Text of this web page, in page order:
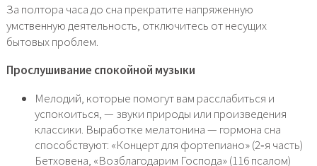
За полтора часа до сна прекратите напряженную
умственную деятельность, отключитесь от несущих
бытовых проблем.
Прослушивание спокойной музыки
Мелодий, которые помогут вам расслабиться и
успокоиться, — звуки природы или произведения
классики. Выработке мелатонина — гормона сна
способствуют: «Концерт для фортепиано» (2‐я часть)
Бетховена, «Возблагодарим Господа» (116 псалом)